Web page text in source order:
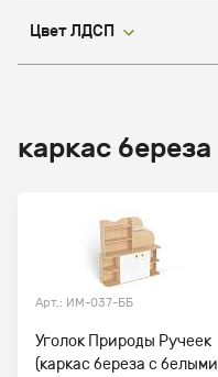
Цвет ЛДСП
каркас береза
Арт.: ИМ-037-ББ
Уголок Природы Ручеек
(каркас береза с белыми